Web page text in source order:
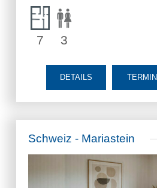
7 3
TERMIN
DETAILS
Schweiz - Mariastein